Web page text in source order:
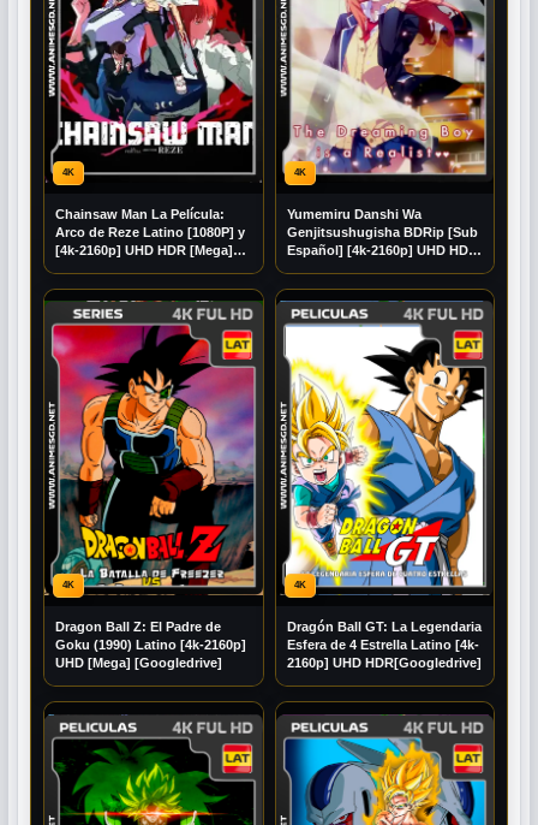
4K
Chainsaw Man La Película:
Arco de Reze Latino [1080P] y
[4k-2160p] UHD HDR [Mega]
4K
Yumemiru Danshi Wa
Genjitsushugisha BDRip [Sub
Español] [4k-2160p] UHD HDR
4K
Dragon Ball Z: El Padre de
Goku (1990) Latino [4k-2160p]
UHD [Mega] [Googledrive]
4K
Dragón Ball GT: La Legendaria
Esfera de 4 Estrella Latino [4k-
2160p] UHD HDR[Googledrive]